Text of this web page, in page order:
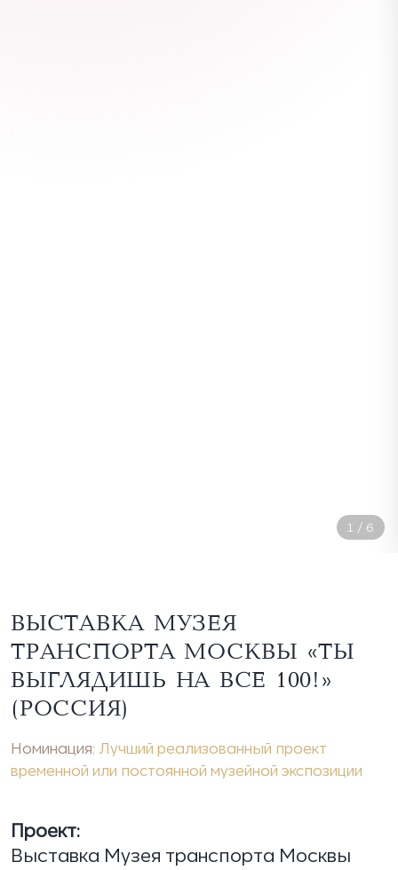
2 / 6
ВЫСТАВКА МУЗЕЯ
ТРАНСПОРТА МОСКВЫ «ТЫ
ВЫГЛЯДИШЬ НА ВСЕ 100!»
(РОССИЯ)
Номинация: Лучший реализованный проект
временной или постоянной музейной экспозиции
Проект:
Выставка Музея транспорта Москвы